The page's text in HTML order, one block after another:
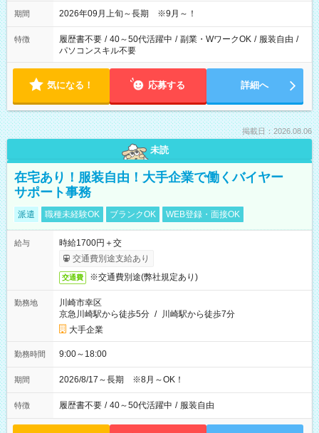
期間 2026年09月上旬～長期 ※9月～！
特徴 履歴書不要 / 40～50代活躍中 / 副業・WワークOK / 服装自由 /
パソコンスキル不要
気になる！ 応募する 詳細へ
掲載日：2026.08.06
未読
在宅あり！服装自由！大手企業で働くバイヤー
サポート事務
派遣 職種未経験OK ブランクOK WEB登録・面接OK
給与
時給1700円＋交
交通費別途支給あり
交通費 ※交通費別途(弊社規定あり)
勤務地
川崎市幸区
京急川崎駅から徒歩5分 / 川崎駅から徒歩7分
大手企業
勤務時間 9:00～18:00
期間 2026/8/17～長期 ※8月～OK！
特徴 履歴書不要 / 40～50代活躍中 / 服装自由